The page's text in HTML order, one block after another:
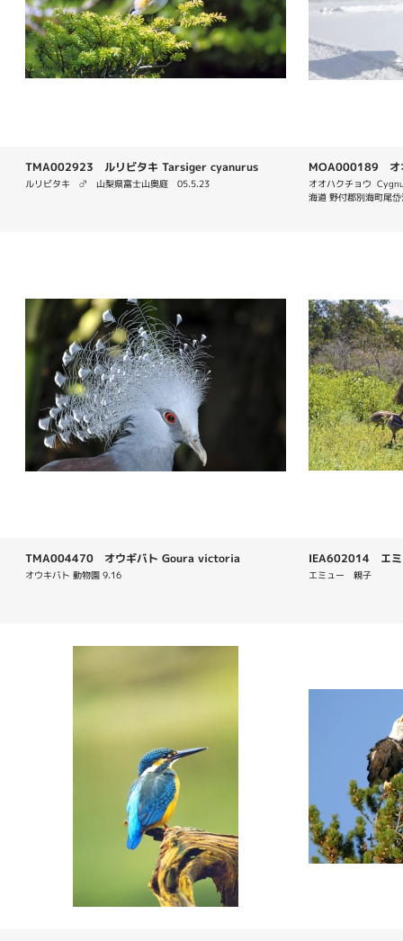
TMA002923 ルリビタキ Tarsiger cyanurus
ルリビタキ　♂　山梨県富士山奥庭　05.5.23
MOA000189 オ
オオハクチョウ
海道 野付郡別海町尾
TMA004470 オウギバト Goura victoria
オウキバト 動物園 9.16
IEA602014 エミ
エミュー　親子